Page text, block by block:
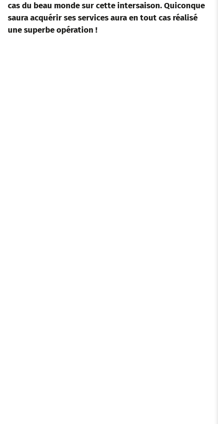
cas du beau monde sur cette intersaison. Quiconque
saura acquérir ses services aura en tout cas réalisé
une superbe opération !